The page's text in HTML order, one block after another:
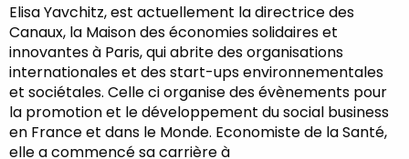
Elisa Yavchitz, est actuellement la directrice des
Canaux, la Maison des économies solidaires et
innovantes à Paris, qui abrite des organisations
internationales et des start-ups environnementales
et sociétales. Celle ci organise des évènements pour
la promotion et le développement du social business
en France et dans le Monde. Economiste de la Santé,
elle a commencé sa carrière à